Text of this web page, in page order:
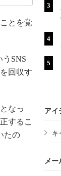
とを覚
SNS
回収す
なっ
するこ
たの
アイ
キ
メー